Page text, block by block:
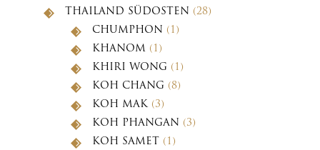
THAILAND SÜDOSTEN (28)
CHUMPHON (1)
KHANOM (1)
KHIRI WONG (1)
KOH CHANG (8)
KOH MAK(3)
KOH PHANGAN (3)
KOH SAMET (1)